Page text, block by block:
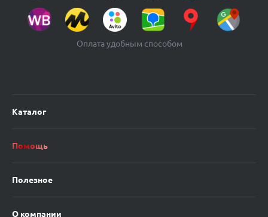
Каталог
Помощь
Полезное
О компании
Оплата удобным способом